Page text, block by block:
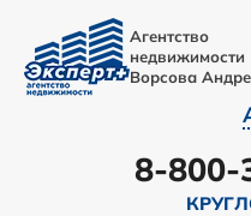
Агентство
недвижимости
Ворсова
8-800-